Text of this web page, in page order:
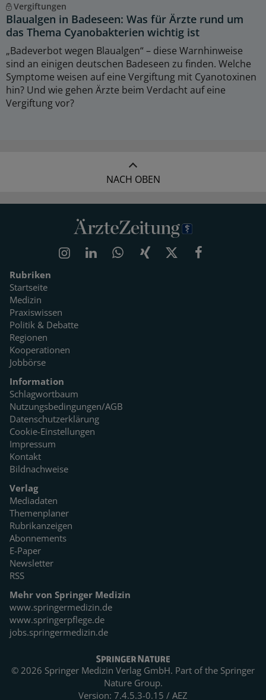
Vergiftungen
Blaualgen in Badeseen: Was für Ärzte rund um
das Thema Cyanobakterien wichtig ist
„Badeverbot wegen Blaualgen“ – diese Warnhinweise
sind an einigen deutschen Badeseen zu finden. Welche
Symptome weisen auf eine Vergiftung mit Cyanotoxinen
hin? Und wie gehen Ärzte beim Verdacht auf eine
Vergiftung vor?
NACH OBEN
Rubriken
Startseite
Medizin
Praxiswissen
Politik & Debatte
Regionen
Kooperationen
Jobbörse
Information
Schlagwortbaum
Nutzungsbedingungen/AGB
Datenschutzerklärung
Cookie-Einstellungen
Impressum
Kontakt
Bildnachweise
Verlag
Mediadaten
Themenplaner
Rubrikanzeigen
Abonnements
E-Paper
Newsletter
RSS
Mehr von Springer Medizin
www.springermedizin.de
www.springerpflege.de
jobs.springermedizin.de
© 2026 Springer Medizin Verlag GmbH. Part of the Springer
Nature Group.
Version: 7.4.5.3-0.15 / AEZ